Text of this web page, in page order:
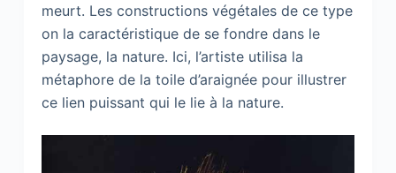
meurt. Les constructions végétales de ce type
on la caractéristique de se fondre dans le
paysage, la nature. Ici, l’artiste utilisa la
métaphore de la toile d’araignée pour illustrer
ce lien puissant qui le lie à la nature.